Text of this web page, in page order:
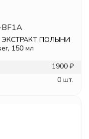
ЭКСТРАКТ ПОЛЫНИ
150 мл
1900 ₽
0 шт.